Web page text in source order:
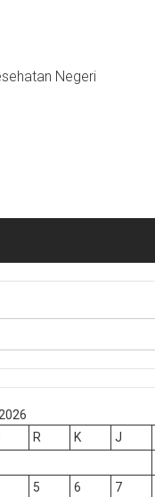
Negeri
R K J
5 6 7